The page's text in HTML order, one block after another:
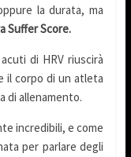
la durata, ma
Suffer Score.
di HRV riuscirà
il corpo di un atleta
di allenamento.
incredibili, e come
per parlare degli